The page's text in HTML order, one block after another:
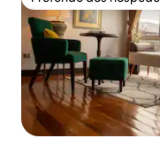
Preferido dos